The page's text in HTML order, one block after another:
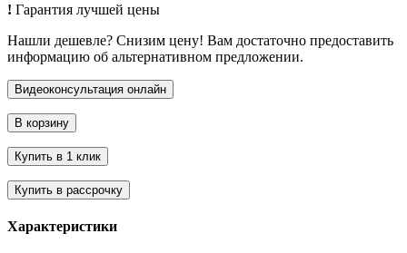
! Гарантия лучшей цены
Нашли дешевле? Снизим цену! Вам достаточно предоставить
информацию об альтернативном предложении.
Характеристики